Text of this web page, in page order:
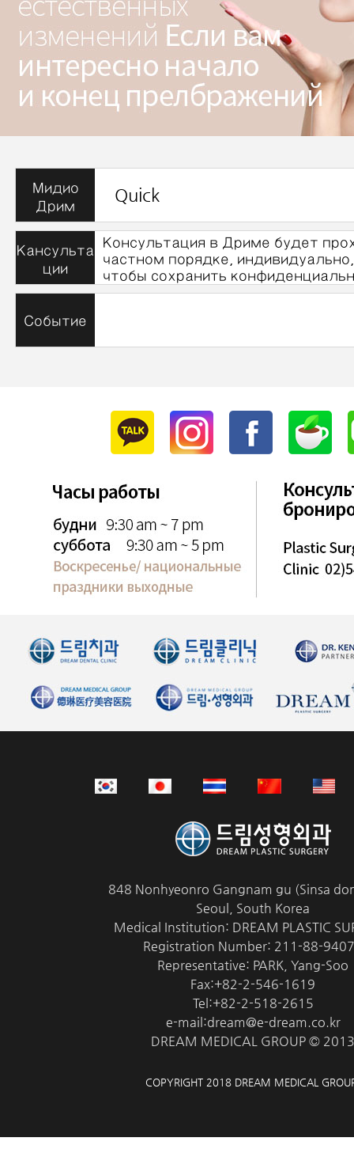
Мидио
Дрим
Quick
Кансульта
ции
Консультация в Дриме будет
частном порядке, индивидуально,
чтобы сохранить
Событие
848 Nonhyeonro Gangnam gu (Sinsa
Seoul, South Korea
Medical Institution: DREAM PLASTIC
Registration Number: 211-88-
Representative: PARK, Yang-Soo
Fax:+82-2-546-1619
Tel:+82-2-518-2615
e-mail:dream@e-dream.co.kr
DREAM MEDICAL GROUP © 2013
COPYRIGHT 2018 DREAM MEDICAL